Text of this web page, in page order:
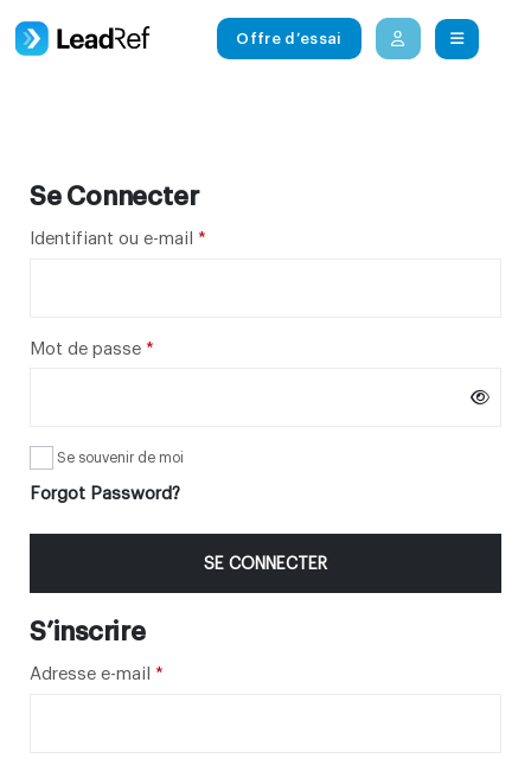
Offre d’essai
Se Connecter
Identifiant ou e-mail *
Mot de passe *
Se souvenir de moi
Forgot Password?
SE CONNECTER
S’inscrire
Adresse e-mail *
Panneau de gestion des cookies